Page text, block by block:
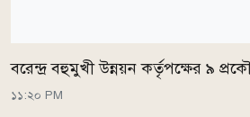
বরেন্দ্র বহুমুখী উন্নয়ন কর্তৃপক্ষের ৯
১১:২০ PM